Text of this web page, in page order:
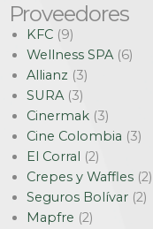
Proveedores
KFC (9)
Wellness SPA(6)
Allianz (3)
SURA(3)
Cinermak (3)
Cine Colombia (3)
El Corral (2)
Crepes y Waffles (2)
Seguros Bolívar (2)
Mapfre (2)